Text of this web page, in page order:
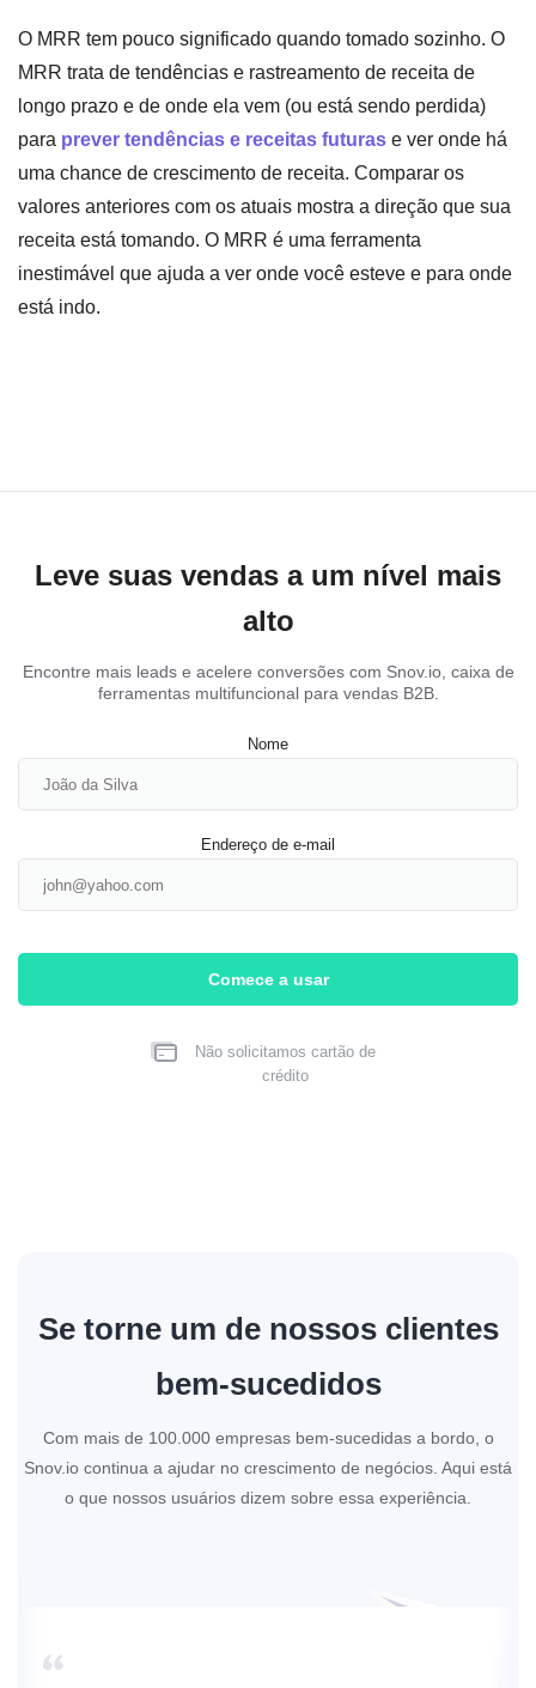
O MRR tem pouco significado quando tomado sozinho. O
MRR trata de tendências e rastreamento de receita de
longo prazo e de onde ela vem (ou está sendo perdida)
para prever tendências e receitas futurase ver onde há
uma chance de crescimento de receita. Comparar os
valores anteriores com os atuais mostra a direção que sua
receita está tomando. O MRR é uma ferramenta
inestimável que ajuda a ver onde você esteve e para onde
está indo.
Leve suas vendas a um nível mais
alto
Encontre mais leads e acelere conversões com Snov.io, caixa de
ferramentas multifuncional para vendas B2B.
Nome
Endereço de e-mail
Comece a usar
Não solicitamos cartão de
crédito
Se torne um de nossos clientes
bem-sucedidos
Com mais de 100.000 empresas bem-sucedidas a bordo, o
Snov.io continua a ajudar no crescimento de negócios. Aqui está
o que nossos usuários dizem sobre essa experiência.